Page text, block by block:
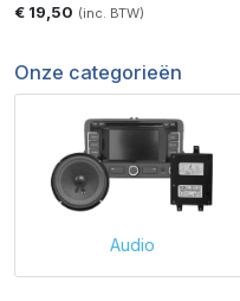
€ 19,50 (inc. BTW)
Onze categorieën
Audio